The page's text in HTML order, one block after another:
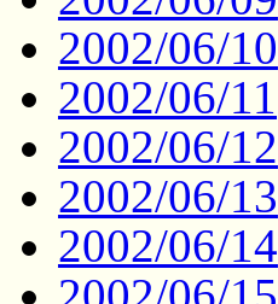
2002/06/10
2002/06/11
2002/06/12
2002/06/13
2002/06/14